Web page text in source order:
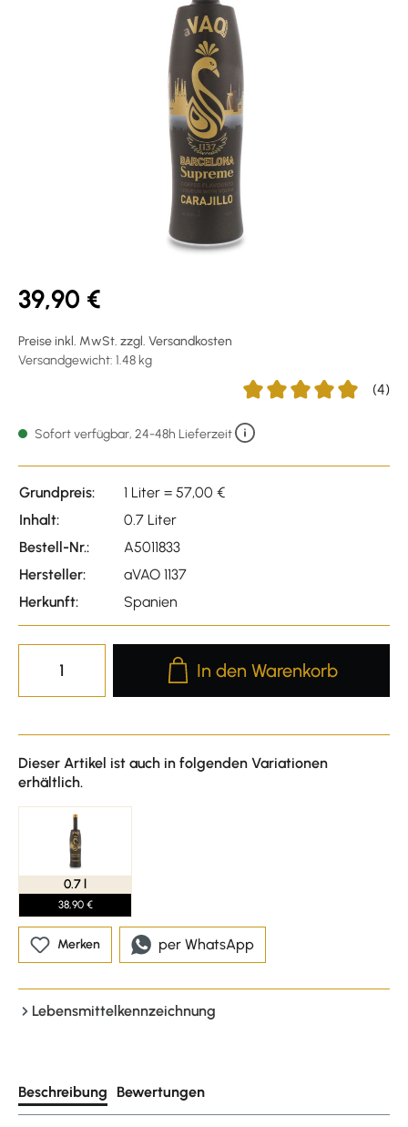
39,90 €
Preise inkl. MwSt. zzgl. Versandkosten
Versandgewicht: 1.48 kg
(4)
Sofort verfügbar, 24-48h Lieferzeit
Grundpreis:
1 Liter = 57,00 €
Inhalt:
0.7 Liter
Bestell-Nr.:
A5011833
Hersteller:
aVAO 1137
Herkunft:
Spanien
Produkt Anzahl: Gib den
In den Warenkorb
Dieser Artikel ist auch in folgenden Variationen
erhältlich.
0.7 l
38,90 €
Merken per WhatsApp
Lebensmittelkennzeichnung
Beschreibung Bewertungen